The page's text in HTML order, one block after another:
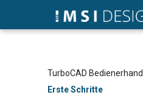
TurboCAD
Erste Schritte